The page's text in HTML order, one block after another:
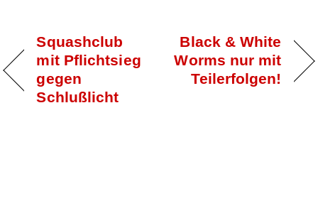
Squashclub
mit Pflichtsieg
gegen
Schlußlicht
Black & White
Worms nur mit
Teilerfolgen!